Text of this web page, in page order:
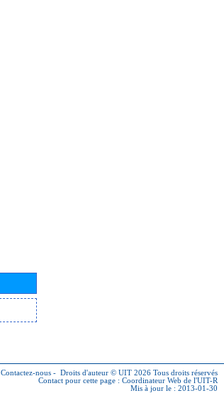
Contactez-nous - Droits d'auteur © UIT 2026 Tous droits réservés
Contact pour cette page : Coordinateur Web de l'UIT-R
Mis à jour le : 2013-01-30